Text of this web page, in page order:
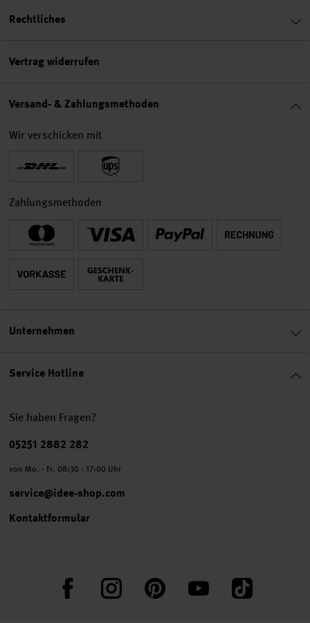
Service Hotline
Sie haben Fragen?
Telefonnummer
05251 2882 282
von Mo. - Fr. 08:30 - 17:00 Uhr
service@idee-shop.com
Kontaktformular
FacebookInstagram PinterestYouTube TikTok
Rechtliches
Vertrag widerrufen
Versand- & Zahlungsmethoden
Wir verschicken mit
Zahlungsmethoden
Unternehmen